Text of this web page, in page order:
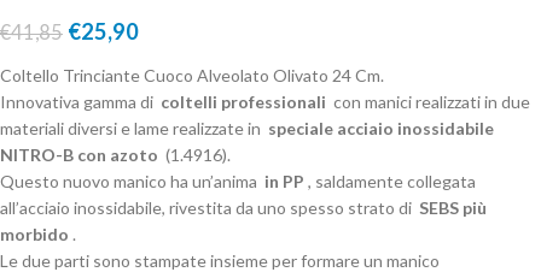
€41,85 €25,90
Coltello Trinciante Cuoco Alveolato Olivato 24 Cm.
Innovativa gamma di coltelli professionali con manici realizzati in due
materiali diversi e lame realizzate in speciale acciaio inossidabile
NITRO-B con azoto (1.4916).
Questo nuovo manico ha un’anima in PP , saldamente collegata
all’acciaio inossidabile, rivestita da uno spesso strato di SEBS più
morbido .
Le due parti sono stampate insieme per formare un manico